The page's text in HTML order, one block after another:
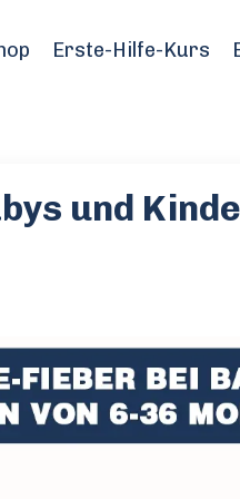
Erste-Hilfe-Kurs
und